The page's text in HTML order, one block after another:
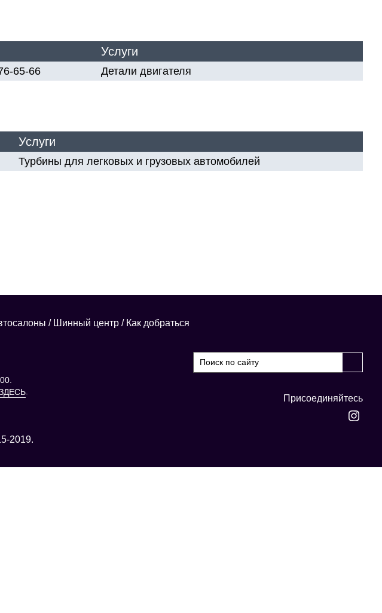
Услуги
65-66 Детали двигателя
Услуги
Турбины для легковых и грузовых автомобилей
/ Шинный центр / Как добраться
Присоединяйтесь
.
2019.